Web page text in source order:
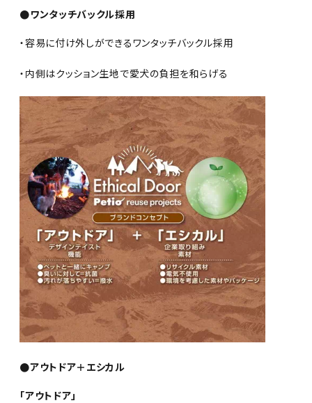
●ワンタッチバックル採用
・容易に付け外しができるワンタッチバックル採用
・内側はクッション生地で愛犬の負担を和らげる
●アウトドア＋エシカル
「アウトドア」